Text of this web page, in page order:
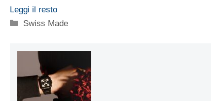
Leggi il resto
Categorie
Swiss Made